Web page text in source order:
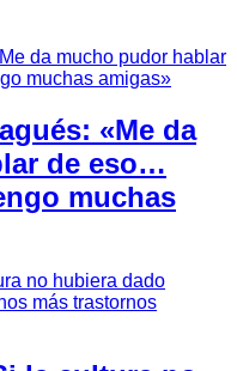
«Me da
de eso…
muchas